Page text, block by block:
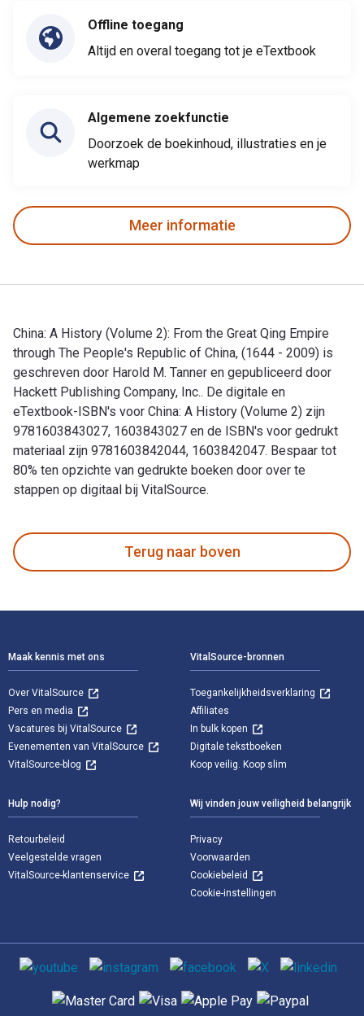
Offline toegang
Altijd en overal toegang tot je eTextbook
Algemene zoekfunctie
Doorzoek de boekinhoud, illustraties en je
werkmap
Meer informatie
China: A History (Volume 2): From the Great Qing Empire
through The People's Republic of China, (1644 - 2009) is
geschreven door Harold M. Tanner en gepubliceerd door
Hackett Publishing Company, Inc.. De digitale en
eTextbook-ISBN's voor China: A History (Volume 2) zijn
9781603843027, 1603843027 en de ISBN's voor gedrukt
materiaal zijn 9781603842044, 1603842047. Bespaar tot
80% ten opzichte van gedrukte boeken door over te
stappen op digitaal bij VitalSource.
Terug naar boven
Maak kennis met ons
Over VitalSource
Pers en media
Vacatures bij VitalSource
Evenementen van VitalSource
VitalSource-blog
VitalSource-bronnen
Toegankelijkheidsverklaring
Affiliates
In bulk kopen
Digitale tekstboeken
Koop veilig. Koop slim
Hulp nodig?
Retourbeleid
Veelgestelde vragen
VitalSource-klantenservice
Wij vinden jouw veiligheid belangrijk
Privacy
Voorwaarden
Cookiebeleid
Cookie-instellingen
Sociale media
Ondersteunde betaalmethoden